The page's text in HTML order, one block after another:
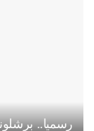
رسميا..